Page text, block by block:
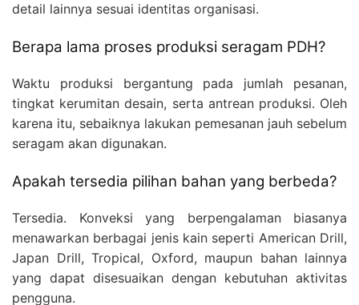
detail lainnya sesuai identitas organisasi.
Berapa lama proses produksi seragam PDH?
Waktu produksi bergantung pada jumlah pesanan,
tingkat kerumitan desain, serta antrean produksi. Oleh
karena itu, sebaiknya lakukan pemesanan jauh sebelum
seragam akan digunakan.
Apakah tersedia pilihan bahan yang berbeda?
Tersedia. Konveksi yang berpengalaman biasanya
menawarkan berbagai jenis kain seperti American Drill,
Japan Drill, Tropical, Oxford, maupun bahan lainnya
yang dapat disesuaikan dengan kebutuhan aktivitas
pengguna.